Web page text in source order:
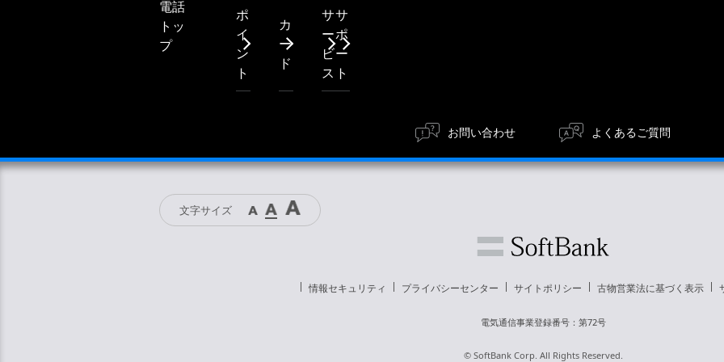
電話
トッ
プ
ポ
イ
ン
ト
カ
ー
ド
サ
ー
ビ
ス
サ
ポ
ー
ト
お問い合わせ よくあるご質問
文字サイズ
情報セキュリティ プライバシーセンター サイトポリシー 古物営業法に基づく表示
電気通信事業登録番号：第72号
© SoftBank Corp. All Rights Reserved.